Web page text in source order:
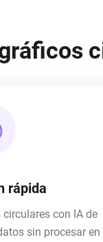
rápida
con IA de
sin procesar en